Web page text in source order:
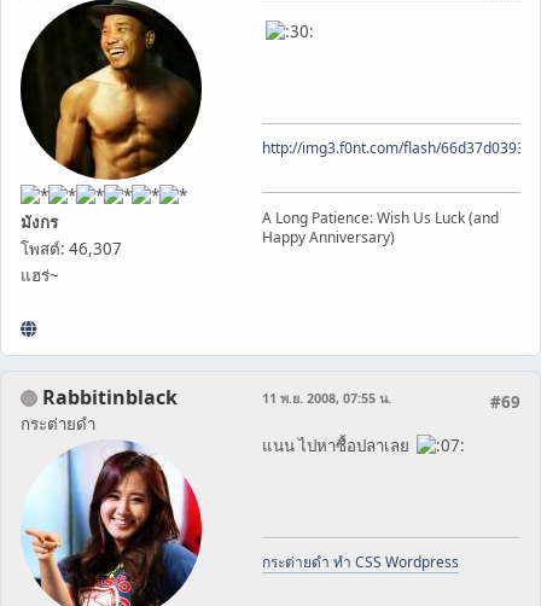
มังกร
โพสต์: 46,307
แฮร่~
http://img3.f0nt.com/flash/
A Long Patience: Wish Us Luck (and
Happy Anniversary)
Rabbitinblack
กระต่ายดำ
#69
11 พ.ย. 2008, 07:55 น.
แนน ไปหาซื้อปลาเลย
กระต่ายดำ ทำ CSS Wordpress